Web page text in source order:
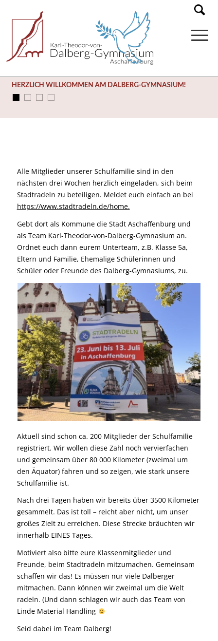
HERZLICH WILLKOMMEN AM DALBERG-GYMNASIUM!
Alle Mitglieder unserer Schulfamilie sind in den
nächsten drei Wochen herzlich eingeladen, sich beim
Stadtradeln zu beteiligen. Meldet euch einfach an bei
https://www.stadtradeln.de/home.
Gebt dort als Kommune die Stadt Aschaffenburg und
als Team Karl-Theodor-von-Dalberg-Gymnasium an.
Ordnet euch dann eurem Unterteam, z.B. Klasse 5a,
Eltern und Familie, Ehemalige Schülerinnen und
Schüler oder Freunde des Dalberg-Gymnasiums, zu.
Aktuell sind schon ca. 200 Mitglieder der Schulfamilie
registriert. Wir wollen diese Zahl noch vervierfachen
und gemeinsam über 80 000 Kilometer (zweimal um
den Äquator) fahren und so zeigen, wie stark unsere
Schulfamilie ist.
Nach drei Tagen haben wir bereits über 3500 Kilometer
gesammelt. Das ist toll – reicht aber nicht, um unser
großes Zielt zu erreichen. Diese Strecke bräuchten wir
innerhalb EINES Tages.
Motiviert also bitte eure Klassenmitglieder und
Freunde, beim Stadtradeln mitzumachen. Gemeinsam
schaffen wir das! Es müssen nur viele Dalberger
mitmachen. Dann können wir zweimal um die Welt
radeln. (Und dann schlagen wir auch das Team von
Linde Material Handling
Seid dabei im Team Dalberg!